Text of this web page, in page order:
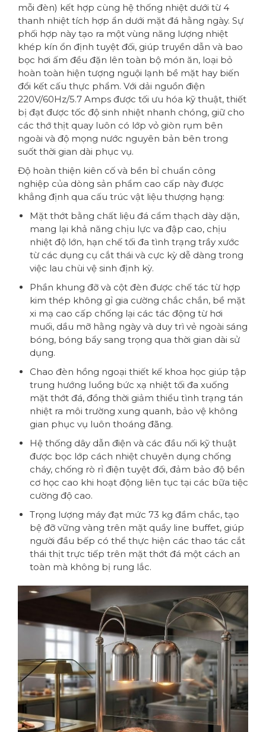
mỗi đèn) kết hợp cùng hệ thống nhiệt dưới từ 4
thanh nhiệt tích hợp ẩn dưới mặt đá hằng ngày. Sự
phối hợp này tạo ra một vùng năng lượng nhiệt
khép kín ổn định tuyệt đối, giúp truyền dẫn và bao
bọc hơi ấm đều đặn lên toàn bộ món ăn, loại bỏ
hoàn toàn hiện tượng nguội lạnh bề mặt hay biến
đổi kết cấu thực phẩm. Với dải nguồn điện
220V/60Hz/5.7 Amps được tối ưu hóa kỹ thuật, thiết
bị đạt được tốc độ sinh nhiệt nhanh chóng, giữ cho
các thớ thịt quay luôn có lớp vỏ giòn rụm bên
ngoài và độ mọng nước nguyên bản bên trong
suốt thời gian dài phục vụ.
Độ hoàn thiện kiên cố và bền bỉ chuẩn công
nghiệp của dòng sản phẩm cao cấp này được
khẳng định qua cấu trúc vật liệu thượng hạng:
Mặt thớt bằng chất liệu đá cẩm thạch dày dặn,
mang lại khả năng chịu lực va đập cao, chịu
nhiệt độ lớn, hạn chế tối đa tình trạng trầy xước
từ các dụng cụ cắt thái và cực kỳ dễ dàng trong
việc lau chùi vệ sinh định kỳ.
Phần khung đỡ và cột đèn được chế tác từ hợp
kim thép không gỉ gia cường chắc chắn, bề mặt
xi mạ cao cấp chống lại các tác động từ hơi
muối, dầu mỡ hằng ngày và duy trì vẻ ngoài sáng
bóng, bóng bẩy sang trọng qua thời gian dài sử
dụng.
Chao đèn hồng ngoại thiết kế khoa học giúp tập
trung hướng luồng bức xạ nhiệt tối đa xuống
mặt thớt đá, đồng thời giảm thiểu tình trạng tán
nhiệt ra môi trường xung quanh, bảo vệ không
gian phục vụ luôn thoáng đãng.
Hệ thống dây dẫn điện và các đầu nối kỹ thuật
được bọc lớp cách nhiệt chuyên dụng chống
cháy, chống rò rỉ điện tuyệt đối, đảm bảo độ bền
cơ học cao khi hoạt động liên tục tại các bữa tiệc
cường độ cao.
Trọng lượng máy đạt mức 73 kg đầm chắc, tạo
bệ đỡ vững vàng trên mặt quầy line buffet, giúp
người đầu bếp có thể thực hiện các thao tác cắt
thái thịt trực tiếp trên mặt thớt đá một cách an
toàn mà không bị rung lắc.